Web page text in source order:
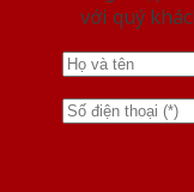
với quý